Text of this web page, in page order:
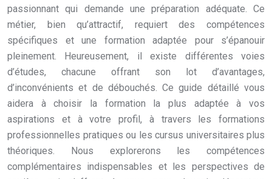
passionnant qui demande une préparation adéquate. Ce
métier, bien qu’attractif, requiert des compétences
spécifiques et une formation adaptée pour s’épanouir
pleinement. Heureusement, il existe différentes voies
d’études, chacune offrant son lot d’avantages,
d’inconvénients et de débouchés. Ce guide détaillé vous
aidera à choisir la formation la plus adaptée à vos
aspirations et à votre profil, à travers les formations
professionnelles pratiques ou les cursus universitaires plus
théoriques. Nous explorerons les compétences
complémentaires indispensables et les perspectives de